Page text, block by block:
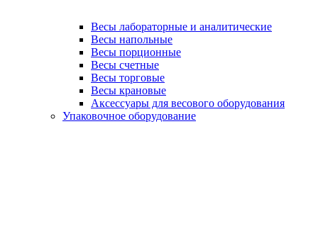
Весы лабораторные и аналитические
Весы напольные
Весы порционные
Весы счетные
Весы торговые
Весы крановые
Аксессуары для весового оборудования
Упаковочное оборудование